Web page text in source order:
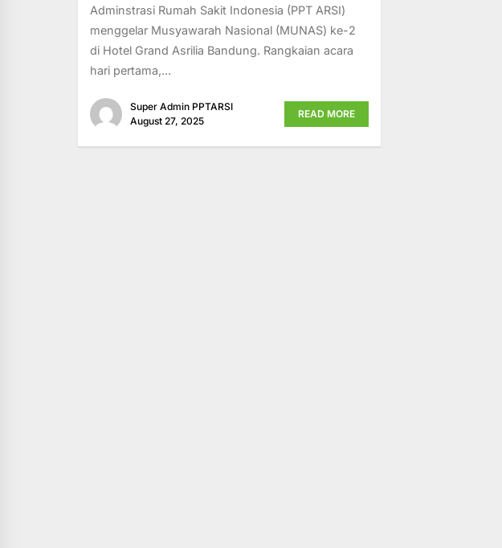
Adminstrasi Rumah Sakit Indonesia (PPT ARSI)
menggelar Musyawarah Nasional (MUNAS) ke-2
di Hotel Grand Asrilia Bandung. Rangkaian acara
hari pertama,...
Super Admin PPTARSI
August 27, 2025
READ MORE